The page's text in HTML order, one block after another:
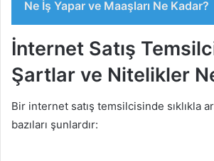
Ne İş Yapar ve Maaşları Ne Kadar?
İnternet Satış
Şartlar ve Nitelikler
Bir internet satış temsilcisinde sıklıkla
bazıları şunlardır: